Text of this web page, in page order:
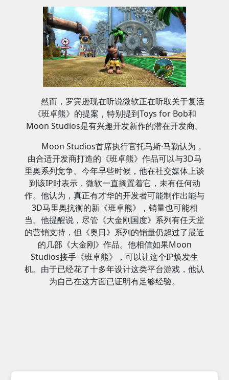
然而，罗宾逊现在听说微软正在听取关于复活
《班卓熊》的提案，特别提到Toys for Bob和
Moon Studios是有兴趣开发新作的潜在开发商。
Moon Studios首席执行官托马斯·马勒认为，
由合适开发商打造的《班卓熊》作品可以与3D马
里奥系列竞争。今年早些时候，他在社交媒体上谈
到该IP时表示，微软一直搁置着它，未有任何动
作。他认为，真正有才华的开发者可能制作出能与
3D马里奥抗衡的新《班卓熊》，销量也可能相
当。他提醒说，尽管《大金刚国度》系列有任天堂
的营销支持，但《奥日》系列的销量仍超过了最近
的几部《大金刚》作品。他相信如果Moon
Studios接手《班卓熊》，可以让这个IP焕发生
机。由于已经花了十多年设计这类平台游戏，他认
为自己在这方面已证明有足够经验。